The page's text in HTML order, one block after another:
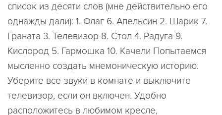
список из десяти слов (мне действительно его
однажды дали): 1. Флаг 6. Апельсин 2. Шарик 7.
Граната 3. Телевизор 8. Стол 4. Радуга 9.
Кислород 5. Гармошка 10. Качели Попытаемся
мысленно создать мнемоническую историю.
Уберите все звуки в комнате и выключите
телевизор, если он включен. Удобно
расположитесь в любимом кресле,